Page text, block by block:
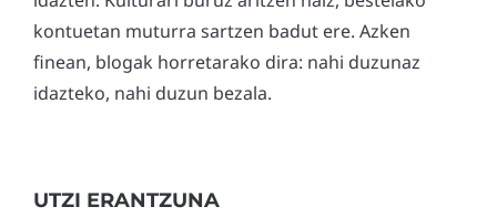
kontuetan muturra sartzen badut ere. Azken
finean, blogak horretarako dira: nahi duzunaz
idazteko, nahi duzun bezala.
UTZI ERANTZUNA